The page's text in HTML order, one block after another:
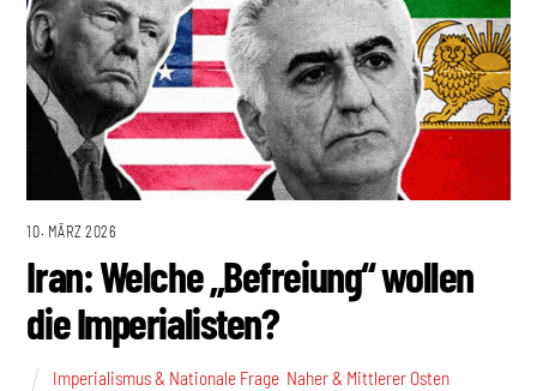
10. MÄRZ 2026
Iran: Welche „Befreiung“ wollen
die Imperialisten?
Imperialismus & Nationale Frage Naher & Mittlerer Osten